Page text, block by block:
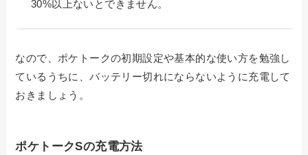
30%以上ないとできません。
なので、ポケトークの初期設定や基本的な使い方を勉強し
ているうちに、バッテリー切れにならないように充電して
おきましょう。
ポケトークSの充電方法